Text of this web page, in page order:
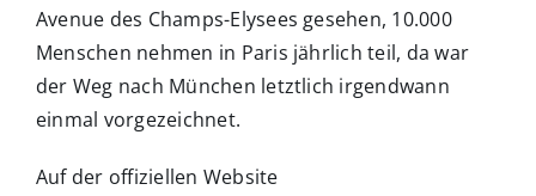
Avenue des Champs-Elysees gesehen, 10.000
Menschen nehmen in Paris jährlich teil, da war
der Weg nach München letztlich irgendwann
einmal vorgezeichnet.
Auf der offiziellen Website